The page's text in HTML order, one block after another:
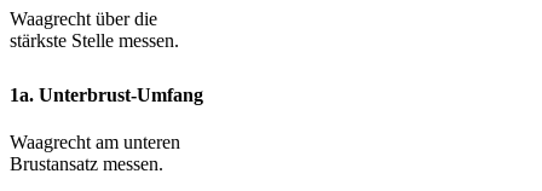
Waagrecht über die
stärkste Stelle messen.
1a. Unterbrust-Umfang
Waagrecht am unteren
Brustansatz messen.